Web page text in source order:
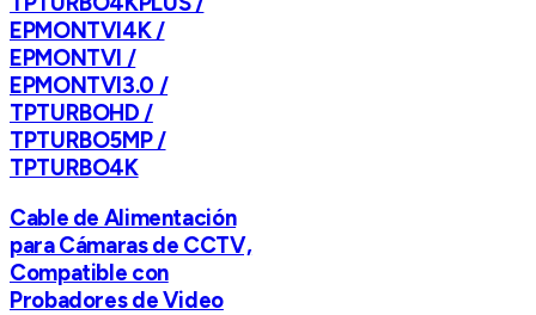
EPMONTVI4K /
EPMONTVI /
EPMONTVI3.0 /
TPTURBOHD /
TPTURBO5MP /
TPTURBO4K
Cable de Alimentación
para Cámaras de CCTV,
Compatible con
Probadores de Video